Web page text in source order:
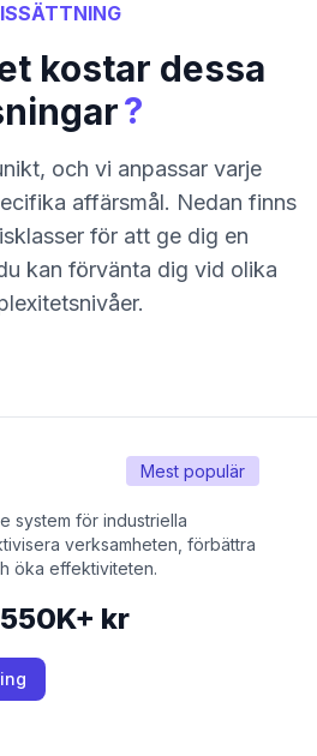
kostar dessa
?
och vi anpassar varje
affärsmål. Nedan finns
för att ge dig en
kan förvänta dig vid olika
Mest populär
system för industriella
verksamheten, förbättra
öka effektiviteten.
kr